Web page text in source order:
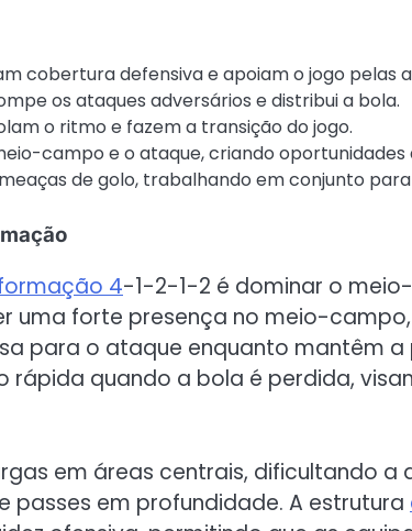
cobertura defensiva e apoiam o jogo pelas
os ataques adversários e distribui a bola.
o ritmo e fazem a transição do jogo.
campo e o ataque, criando oportunidades
de golo, trabalhando em conjunto
4-1-2-1-2 é dominar o
uma forte presença no meio-
para o ataque enquanto mantêm a
quando a bola é perdida,
em áreas centrais, dificultando a
em profundidade. A estrutura